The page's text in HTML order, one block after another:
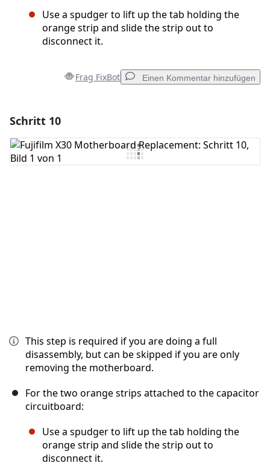
Use a spudger to lift up the tab holding the
orange strip and slide the strip out to
disconnect it.
Frag FixBot Einen Kommentar hinzufügen
Kommentar hinzufügen
Schritt 10
This step is required if you are doing a full
disassembly, but can be skipped if you are only
removing the motherboard.
For the two orange strips attached to the capacitor
circuitboard:
Use a spudger to lift up the tab holding the
orange strip and slide the strip out to
disconnect it.